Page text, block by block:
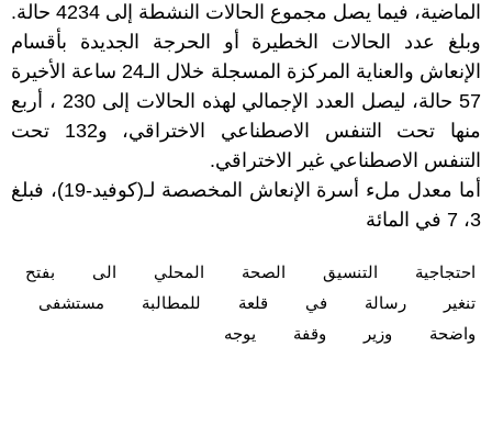
الماضية، فيما يصل مجموع الحالات النشطة إلى 4234 حالة.
وبلغ عدد الحالات الخطيرة أو الحرجة الجديدة بأقسام
الإنعاش والعناية المركزة المسجلة خلال الـ24 ساعة الأخيرة
57 حالة، ليصل العدد الإجمالي لهذه الحالات إلى 230 ، أربع
منها تحت التنفس الاصطناعي الاختراقي، و132 تحت
التنفس الاصطناعي غير الاختراقي.
أما معدل ملء أسرة الإنعاش المخصصة لـ(كوفيد-19)، فبلغ
3، 7 في المائة
احتجاجية التنسيق الصحة المحلي الى
بفتح
تنغير
رسالة في قلعة للمطالبة
مستشفى
واضحة
وزير وقفة يوجه